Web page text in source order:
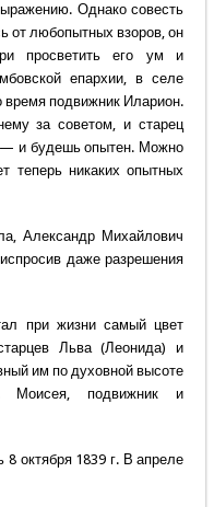
Однако совесть
от любопытных взоров, он
просветить его ум и
епархии, в селе
время подвижник Иларион.
за советом, и старец
и будешь опытен. Можно
теперь никаких опытных
Александр Михайлович
даже разрешения
при жизни самый цвет
Льва (Леонида) и
им по духовной высоте
Моисея, подвижник и
октября 1839 г. В апреле